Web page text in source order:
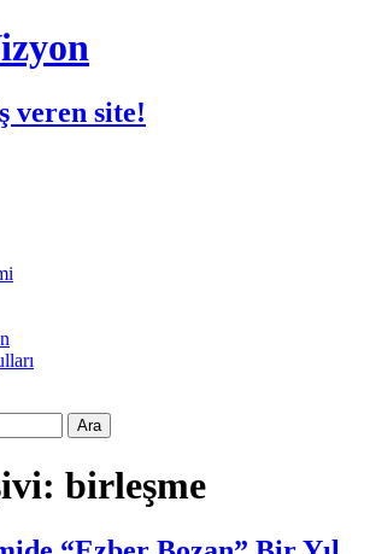
veren site!
birleşme